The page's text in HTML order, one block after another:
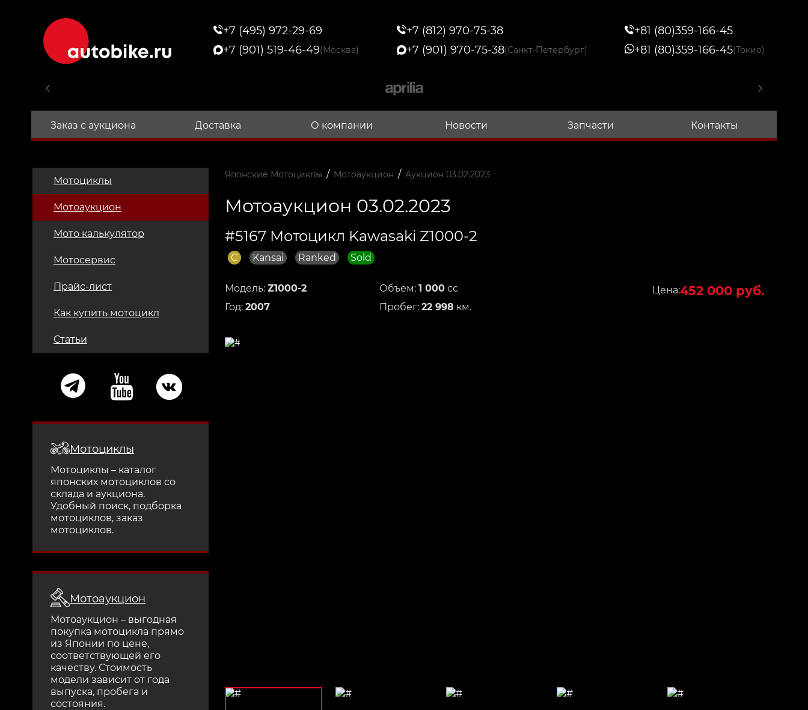
+7 (495) 972-29-69
+7 (901) 519-46-49(Москва)
+7 (812) 970-75-38
+7 (901) 970-75-38(Санкт-Петербург)
+81 (80)359-166-45
+81 (80)359-166-45(Токио)
Заказ с аукциона Доставка О компании Новости Запчасти Контакты
Мотоциклы
Мотоаукцион
Мото калькулятор
Мотосервис
Прайс-лист
Как купить мотоцикл
Статьи
Мотоциклы
Мотоциклы – каталог
японских мотоциклов со
склада и аукциона.
Удобный поиск, подборка
мотоциклов, заказ
мотоциклов.
Мотоаукцион
Мотоаукцион – выгодная
покупка мотоцикла прямо
из Японии по цене,
соответствующей его
качеству. Стоимость
модели зависит от года
выпуска, пробега и
состояния.
Японские Мотоциклы / Мотоаукцион / Аукцион 03.02.2023
Мотоаукцион 03.02.2023
#5167 Мотоцикл Kawasaki Z1000-2
C Kansai Ranked Sold
Модель: Z1000-2
Год: 2007
Объем: 1 000 сс
Пробег: 22 998 км.
Цена:452 000 руб.